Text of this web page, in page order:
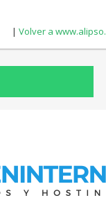
| Volver a